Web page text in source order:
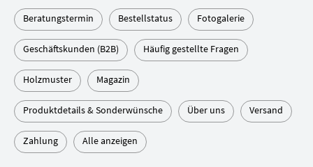
Beratungstermin Bestellstatus Fotogalerie
Geschäftskunden (B2B) Häufig gestellte Fragen
Holzmuster Magazin
Produktdetails & Sonderwünsche Über uns Versand
Zahlung Alle anzeigen